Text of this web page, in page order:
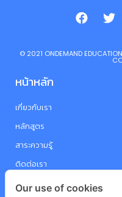
©️ 2021 ONDEMAND EDUCATION
หน้าหลัก
เกี่ยวกับเรา
หลักสูตร
สาระความรู้
ติดต่อเรา
Our use of cookies